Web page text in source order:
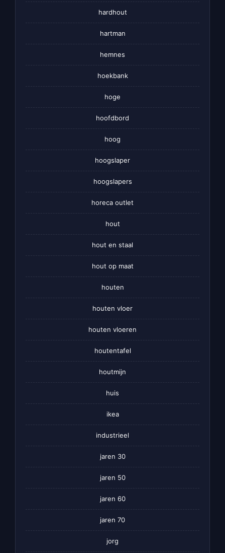
hardhout
hartman
hemnes
hoekbank
hoge
hoofdbord
hoog
hoogslaper
hoogslapers
horeca outlet
hout
hout en staal
hout op maat
houten
houten vloer
houten vloeren
houtentafel
houtmijn
huis
ikea
industrieel
jaren 30
jaren 50
jaren 60
jaren 70
jorg